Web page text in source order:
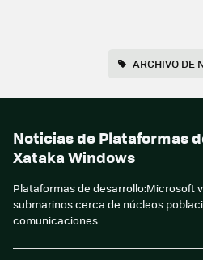
ARCHIVO DE
Noticias de Plataformas
Xataka Windows
Plataformas de desarrollo:Microsoft
submarinos cerca de núcleos
comunicaciones